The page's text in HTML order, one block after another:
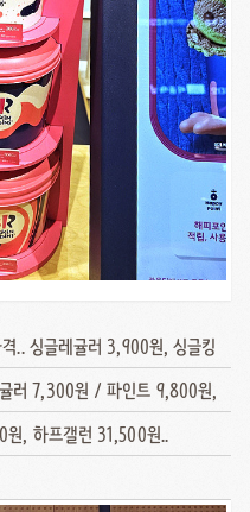
.. 싱글레귤러 3,900원, 싱글킹
러 7,300원 / 파인트 9,800원,
, 하프갤런 31,500원..